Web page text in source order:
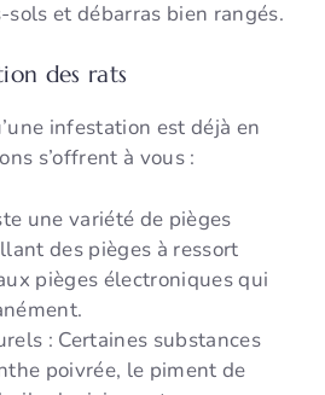
sols et débarras bien rangés.
des rats
infestation est déjà en
s’offrent à vous :
une variété de pièges
des pièges à ressort
pièges électroniques qui
: Certaines substances
poivrée, le piment de